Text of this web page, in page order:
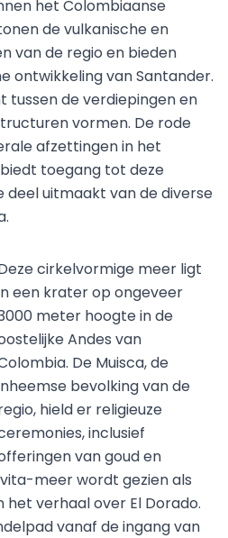
het Colombiaanse
de vulkanische en
van de regio en bieden
ontwikkeling van Santander.
de verdiepingen en
vormen. De rode
afzettingen in het
toegang tot deze
deel uitmaakt van de diverse
cirkelvormige meer ligt
een krater op ongeveer
meter hoogte in de
Andes van
De Muisca, de
bevolking van de
hield er religieuze
inclusief
van goud en
meer wordt gezien als
verhaal over El Dorado.
vanaf de ingang van